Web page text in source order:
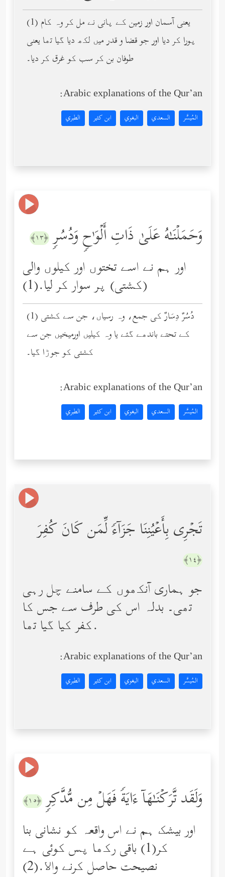
(1) یعنی آسمان اور زمین کے پانی نے مل کر وہ کام
پورا کر دیا اور جو قضا و قدر میں لکھ دیا گیا تھا یعنی
طوفان بن کر سب کو غرق کر دیا۔
Arabic explanations of the Qur’an:
المُيسَّر السعدي البغوي ابن كثير الطبري
وَحَمَلۡنَـٰهُ عَلَىٰ ذَاتِ أَلۡوَ ٰ⁠حࣲ وَدُسُرࣲ ﴿١٣﴾
اور ہم نے اسے تختوں اور کیلوں والی
(کشتی) پر سوار کر لیا.(1)
(1) دُسُرٌ دِسَارٌ کی جمع، وہ رسیاں، جن سے کشتی
کے تحتے باندھے گئے یا وہ کیلیں اورمیخیں جن سے
کشتی کو جوڑا گیا۔
Arabic explanations of the Qur’an:
المُيسَّر السعدي البغوي ابن كثير الطبري
تَجۡرِی بِأَعۡیُنِنَا جَزَاۤءࣰ لِّمَن كَانَ كُفِرَ
﴿١٤﴾
جو ہماری آنکھوں کے سامنے چل رہی
تھی۔ بدلہ اس کی طرف سے جس کا
کفر کیا گیا تھا.
Arabic explanations of the Qur’an:
المُيسَّر السعدي البغوي ابن كثير الطبري
وَلَقَد تَّرَكۡنَـٰهَاۤ ءَایَةࣰ فَهَلۡ مِن مُّدَّكِرࣲ ﴿١٥﴾
اور بیشک ہم نے اس واقعہ کو نشانی بنا
کر(1) باقی رکھا پس کوئی ہے
نصیحت حاصل کرنے واﻻ.(2)